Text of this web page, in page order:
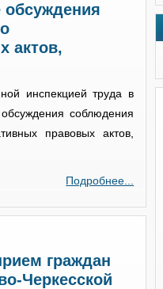
актов,
инспекцией труда в
соблюдения
правовых актов,
Подробнее...
граждан
Черкесской